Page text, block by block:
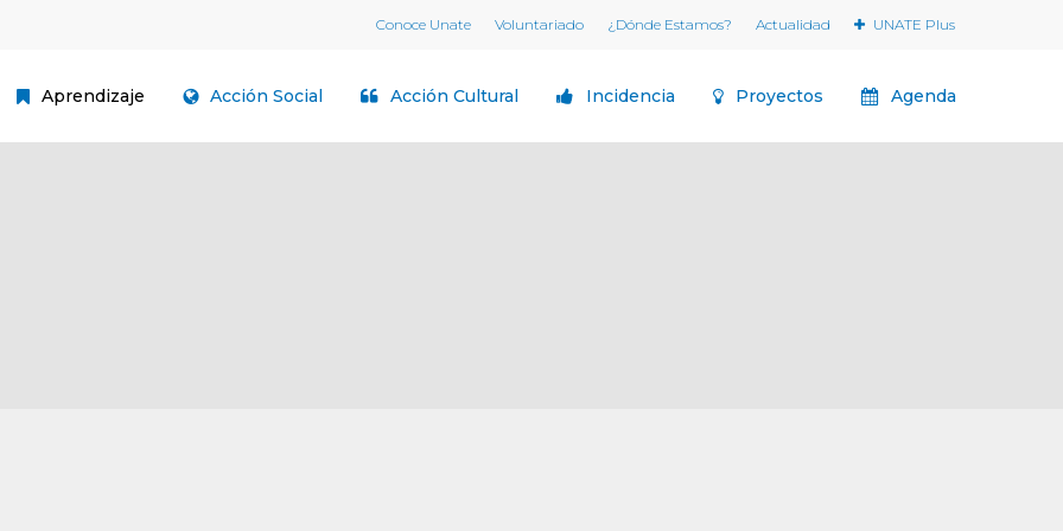
Conoce Unate Voluntariado ¿Dónde Estamos? Actualidad UNATE Plus
Aprendizaje Acción Social Acción Cultural Incidencia Proyectos Agenda